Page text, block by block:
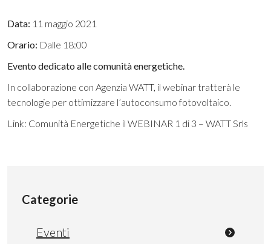
Data: 11 maggio 2021
Orario: Dalle 18:00
Evento dedicato alle comunità energetiche.
In collaborazione con Agenzia WATT, il webinar tratterà le
tecnologie per ottimizzare l’autoconsumo fotovoltaico.
Link: Comunità Energetiche il WEBINAR 1 di 3 – WATT Srls
Categorie
Eventi